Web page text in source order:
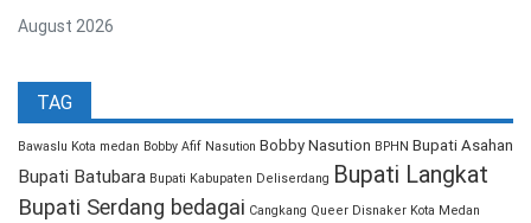
August 2026
TAG
Bawaslu Kota medan Bobby Afif Nasution Bobby Nasution BPHN Bupati Asahan
Bupati Batubara Bupati Kabupaten Deliserdang Bupati Langkat
Bupati Serdang bedagai Cangkang Queer Disnaker Kota Medan